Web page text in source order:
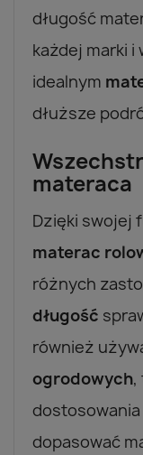
długość
każdej marki
idealnym
dłuższe
materaca
Dzięki swojej
materac
różnych
długość
również
ogrodowych,
dostosowania
dopasować